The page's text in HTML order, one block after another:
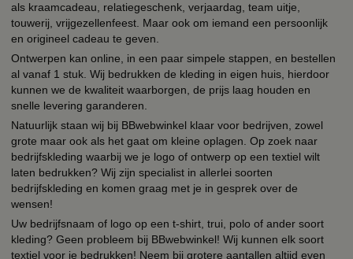
als kraamcadeau, relatiegeschenk, verjaardag, team uitje,
touwerij, vrijgezellenfeest. Maar ook om iemand een persoonlijk
en origineel cadeau te geven.
Ontwerpen kan online, in een paar simpele stappen, en bestellen
al vanaf 1 stuk. Wij bedrukken de kleding in eigen huis, hierdoor
kunnen we de kwaliteit waarborgen, de prijs laag houden en
snelle levering garanderen.
Natuurlijk staan wij bij BBwebwinkel klaar voor bedrijven, zowel
grote maar ook als het gaat om kleine oplagen. Op zoek naar
bedrijfskleding waarbij we je logo of ontwerp op een textiel wilt
laten bedrukken? Wij zijn specialist in allerlei soorten
bedrijfskleding en komen graag met je in gesprek over de
wensen!
Uw bedrijfsnaam of logo op een t-shirt, trui, polo of ander soort
kleding? Geen probleem bij BBwebwinkel! Wij kunnen elk soort
textiel voor je bedrukken! Neem bij grotere aantallen altijd even